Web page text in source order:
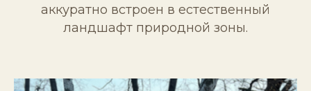
аккуратно встроен в естественный
ландшафт природной зоны.